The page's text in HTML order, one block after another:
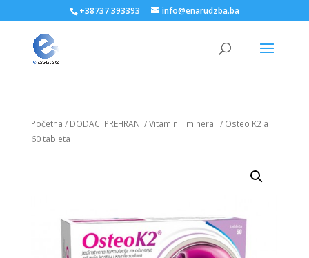
+38737 393393 info@enarudzba.ba
Početna / DODACI PREHRANI /Vitamini i minerali / Osteo K2 a
60 tableta